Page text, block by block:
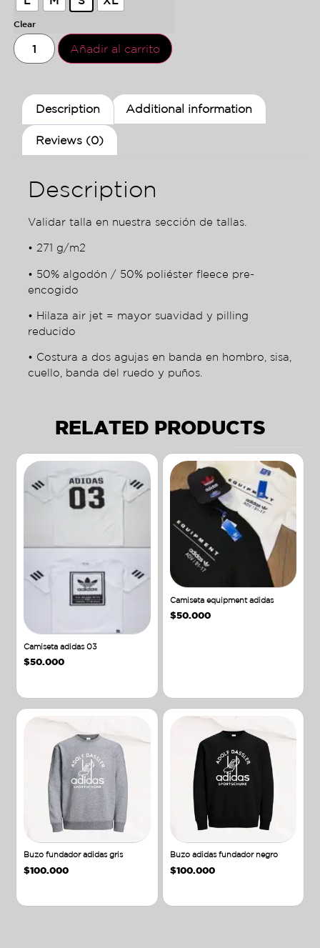
Clear
Añadir al carrito
Description Additional information
Reviews (0)
Description
Validar talla en nuestra sección de tallas.
• 271 g/m2
• 50% algodón / 50% poliéster fleece pre-
encogido
• Hilaza air jet = mayor suavidad y pilling
reducido
• Costura a dos agujas en banda en hombro, sisa,
cuello, banda del ruedo y puños.
RELATED PRODUCTS
Camiseta adidas 03
$50.000
Camiseta equipment adidas
$50.000
Buzo fundador adidas gris
$100.000
Buzo adidas fundador negro
$100.000